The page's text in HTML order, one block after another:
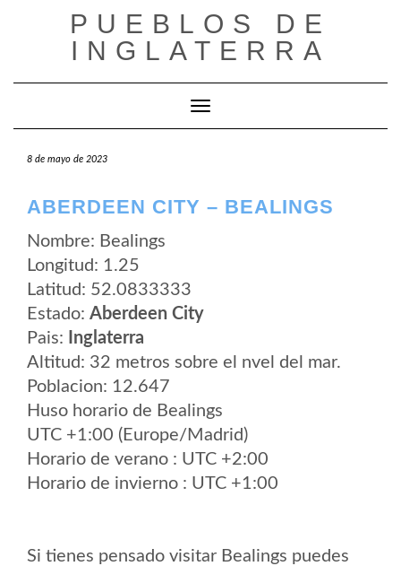
PUEBLOS DE
INGLATERRA
Cambiar modo de navegación
8 de mayo de 2023
ABERDEEN CITY – BEALINGS
Nombre: Bealings
Longitud: 1.25
Latitud: 52.0833333
Estado: Aberdeen City
Pais:
Inglaterra
Altitud: 32 metros sobre el nvel del mar.
Poblacion: 12.647
Huso horario de Bealings
UTC +1:00 (Europe/Madrid)
Horario de verano : UTC +2:00
Horario de invierno : UTC +1:00
Si tienes pensado visitar Bealings puedes